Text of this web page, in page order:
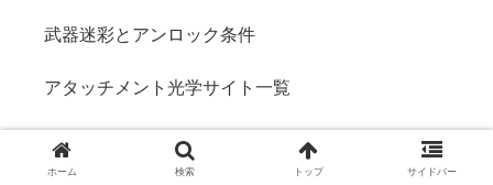
武器迷彩とアンロック条件
アタッチメント光学サイト一覧
近接格闘の詳細
ホーム 検索 トップ サイドバー